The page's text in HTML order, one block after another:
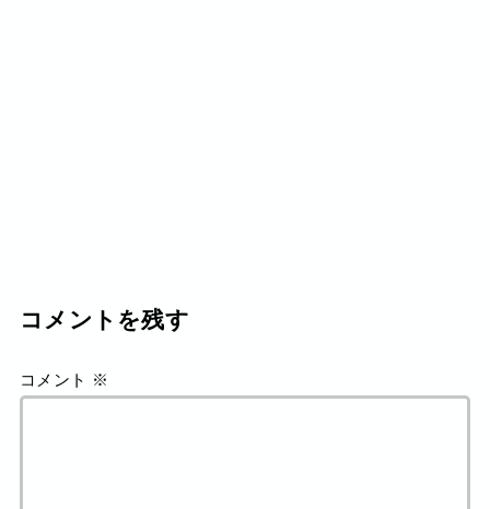
コメントを残す
コメント ※